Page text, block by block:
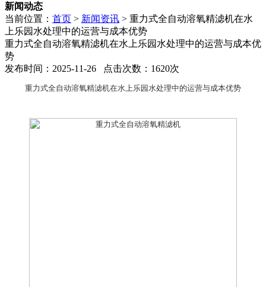
新闻动态
当前位置： 首页 > 新闻资讯 > 重力式全自动溶氧精滤机在水
上乐园水处理中的运营与成本优势
重力式全自动溶氧精滤机在水上乐园水处理中的运营与成本优
势
发布时间：2025-11-26 点击次数：1620次
重力式全自动溶氧精滤机在水上乐园水处理中的运营与成本优势